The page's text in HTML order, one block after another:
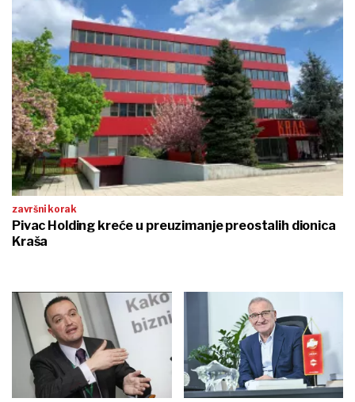
završni korak
Pivac Holding kreće u preuzimanje preostalih dionica
Kraša